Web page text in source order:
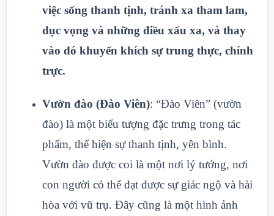
việc sống thanh tịnh, tránh xa tham lam,
dục vọng và những điều xấu xa, và thay
vào đó khuyến khích sự trung thực, chính
trực.
Vườn đào (Đào Viên): “Đào Viên” (vườn
đào) là một biểu tượng đặc trưng trong tác
phẩm, thể hiện sự thanh tịnh, yên bình.
Vườn đào được coi là một nơi lý tưởng, nơi
con người có thể đạt được sự giác ngộ và hài
hòa với vũ trụ. Đây cũng là một hình ảnh